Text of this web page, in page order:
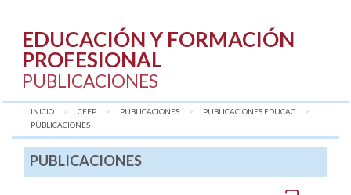
EDUCACIÓN Y FORMACIÓN
PROFESIONAL
PUBLICACIONES
INICIO CEFP PUBLICACIONES
PUBLICACIONES EDUCAC
AQUÍ:
PUBLICACIONES
PUBLICACIONES